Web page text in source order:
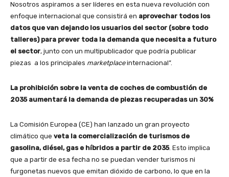
Nosotros aspiramos a ser líderes en esta nueva revolución con
enfoque internacional que consistirá en aprovechar todos los
datos que van dejando los usuarios del sector (sobre todo
talleres) para prever toda la demanda que necesita a futuro
el sector, junto con un multipublicador que podría publicar
piezas a los principales marketplaceinternacional”.
La prohibición sobre la venta de coches de combustión de
2035 aumentará la demanda de piezas recuperadas un 30%
La Comisión Europea (CE) han lanzado un gran proyecto
climático que veta la comercialización de turismos de
gasolina, diésel, gas e híbridos a partir de 2035. Esto implica
que a partir de esa fecha no se puedan vender turismos ni
furgonetas nuevos que emitan dióxido de carbono, lo que en la